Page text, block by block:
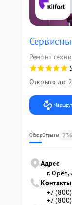
Ремонт
Открыто до
Маршрут
ОбзорОтзывы 236
Адрес
г.
Контакты
+7
+7